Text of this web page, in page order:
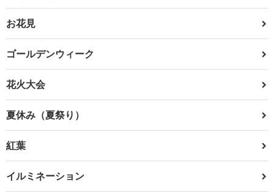
お花見
ゴールデンウィーク
花火大会
夏休み（夏祭り）
紅葉
イルミネーション